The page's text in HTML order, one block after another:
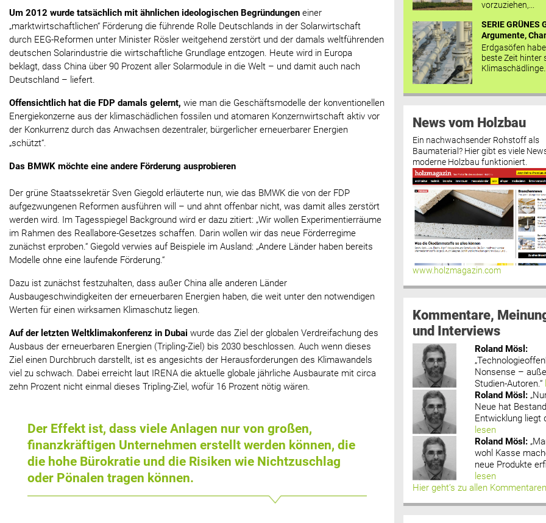
Um 2012 wurde tatsächlich mit ähnlichen ideologischen Begründungen einer
„marktwirtschaftlichen“ Förderung die führende Rolle Deutschlands in der Solarwirtschaft
durch EEG-Reformen unter Minister Rösler weitgehend zerstört und der damals weltführenden
deutschen Solarindustrie die wirtschaftliche Grundlage entzogen. Heute wird in Europa
beklagt, dass China über 90 Prozent aller Solarmodule in die Welt – und damit auch nach
Deutschland – liefert.
Offensichtlich hat die FDP damals gelernt, wie man die Geschäftsmodelle der konventionellen
Energiekonzerne aus der klimaschädlichen fossilen und atomaren Konzernwirtschaft aktiv vor
der Konkurrenz durch das Anwachsen dezentraler, bürgerlicher erneuerbarer Energien
„schützt“.
Das BMWK möchte eine andere Förderung ausprobieren
Der grüne Staatssekretär Sven Giegold erläuterte nun, wie das BMWK die von der FDP
aufgezwungenen Reformen ausführen will – und ahnt offenbar nicht, was damit alles zerstört
werden wird. Im Tagesspiegel Background wird er dazu zitiert: „Wir wollen Experimentierräume
im Rahmen des Reallabore-Gesetzes schaffen. Darin wollen wir das neue Förderregime
zunächst erproben.“ Giegold verwies auf Beispiele im Ausland: „Andere Länder haben bereits
Modelle ohne eine laufende Förderung.“
Dazu ist zunächst festzuhalten, dass außer China alle anderen Länder
Ausbaugeschwindigkeiten der erneuerbaren Energien haben, die weit unter den notwendigen
Werten für einen wirksamen Klimaschutz liegen.
Auf der letzten Weltklimakonferenz in Dubai wurde das Ziel der globalen Verdreifachung des
Ausbaus der erneuerbaren Energien (Tripling-Ziel) bis 2030 beschlossen. Auch wenn dieses
Ziel einen Durchbruch darstellt, ist es angesichts der Herausforderungen des Klimawandels
viel zu schwach. Dabei erreicht laut IRENA die aktuelle globale jährliche Ausbaurate mit circa
zehn Prozent nicht einmal dieses Tripling-Ziel, wofür 16 Prozent nötig wären.
Der Effekt ist, dass viele Anlagen nur von großen,
finanzkräftigen Unternehmen erstellt werden können, die
die hohe Bürokratie und die Risiken wie Nichtzuschlag
oder Pönalen tragen können.
vorzuziehen,...
SERIE GRÜNES
Argumente,
Erdgasöfen
beste Zeit hinter
Klimaschädlinge...
News vom Holzbau
Ein nachwachsender Rohstoff als
Baumaterial? Hier gibt es viele
moderne Holzbau funktioniert.
www.holzmagazin.com
Kommentare,
und Interviews
Roland Mösl :
Nonsense –
Studien-Autoren.“
Roland Mösl :
Neue hat
Entwicklung liegt
lesen
Roland Mösl :
wohl Kasse
neue Produkte
lesen
Hier geht’s zu allen Kommentaren